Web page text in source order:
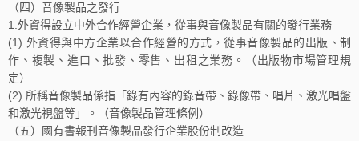
（四）音像製品之發行
1.外資得設立中外合作經營企業，從事與音像製品有關的發行業務
(1) 外資得與中方企業以合作經營的方式，從事音像製品的出版、制
作、複製、進口、批發、零售、出租之業務。（出版物市場管理規
定）
(2) 所稱音像製品係指「錄有內容的錄音帶、錄像帶、唱片、激光唱盤
和激光視盤等」。（音像製品管理條例）
（五）國有書報刊音像製品發行企業股份制改造